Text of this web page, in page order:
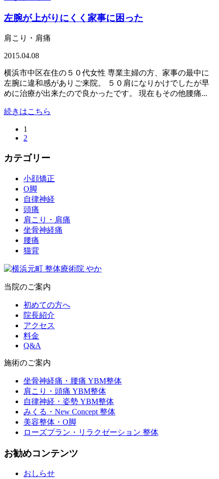
左腕が上がりにくく家事に困った
肩こり・肩痛
2015.04.08
横浜市中区在住の５０代女性 専業主婦の方、家事の最中に
左腕に違和感がありご来院。 ５０肩になりかけでしたが早
めに治療が出来たので良かったです。 現在もその他腰痛...
続きはこちら
1
2
カテゴリー
小顔矯正
O脚
自律神経
頭痛
肩こり・肩痛
坐骨神経痛
腰痛
猫背
当院のご案内
初めての方へ
院長紹介
アクセス
料金
Q&A
施術のご案内
坐骨神経痛・腰痛 YBM整体
肩こり・頭痛 YBM整体
自律神経・姿勢 YBM整体
みくる・New Concept 整体
美容整体・O脚
ローズプラン・リラクゼーション 整体
お勧めコンテンツ
おしらせ